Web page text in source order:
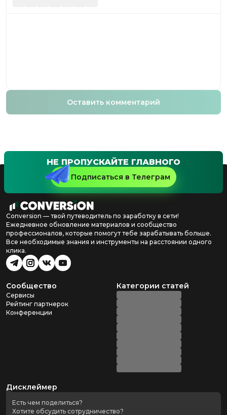
Оставить комментарий
НЕ ПРОПУСКАЙТЕ ГЛАВНОГО
Подписаться в Телеграм
Conversion — твой путеводитель по заработку в сети!
Ежедневное обновление материалов и сообщество
профессионалов, которые помогут тебе зарабатывать больше.
Все необходимые знания и инструменты на расстоянии одного
клика.
Сообщество
Сервисы
Рейтинг партнерок
Конференции
Категории статей
Дисклеймер
Есть чем поделиться?
Хотите обсудить сотрудничество?